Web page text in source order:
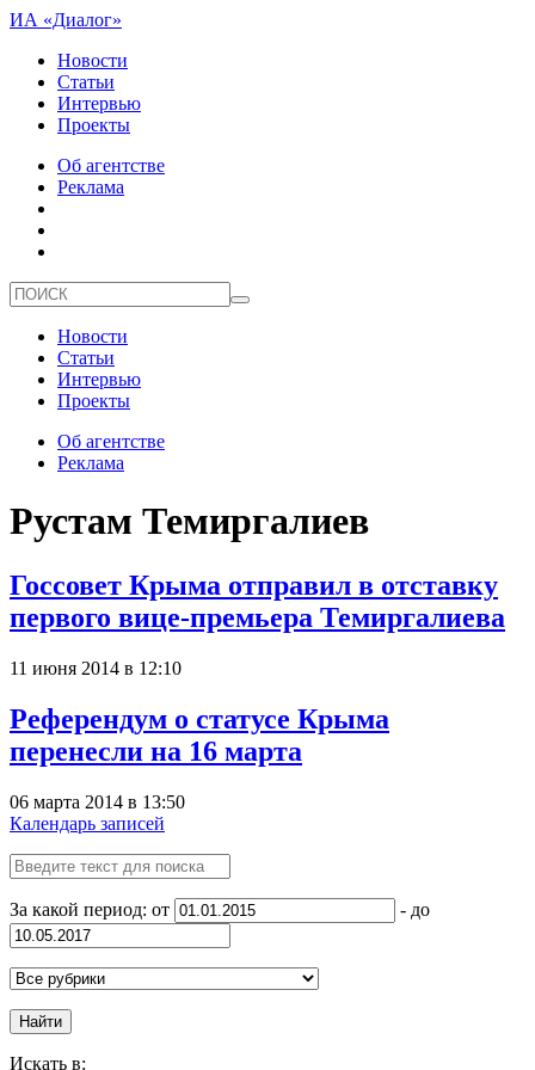
ИА «Диалог»
Новости
Статьи
Интервью
Проекты
Об агентстве
Реклама
Новости
Статьи
Интервью
Проекты
Об агентстве
Реклама
Рустам Темиргалиев
Госсовет Крыма отправил в отставку
первого вице-премьера Темиргалиева
11 июня 2014 в 12:10
Референдум о статусе Крыма
перенесли на 16 марта
06 марта 2014 в 13:50
Календарь записей
За какой период: от - до
Найти
Искать в: